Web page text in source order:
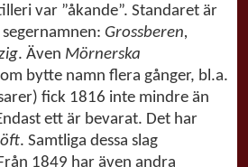
var ”åkande”. Standaret är
Grossberen,
. Även Mörnerska
bytte namn flera gånger, bl.a.
fick 1816 inte mindre än
ett är bevarat. Det har
. Samtliga dessa slag
1849 har även andra